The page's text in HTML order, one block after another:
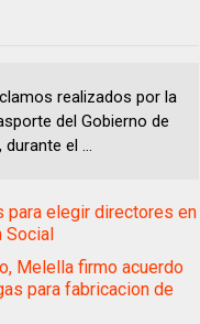
realizados por la
del Gobierno de
durante el ...
para elegir directores en
Social
Melella firmo acuerdo
para fabricacion de